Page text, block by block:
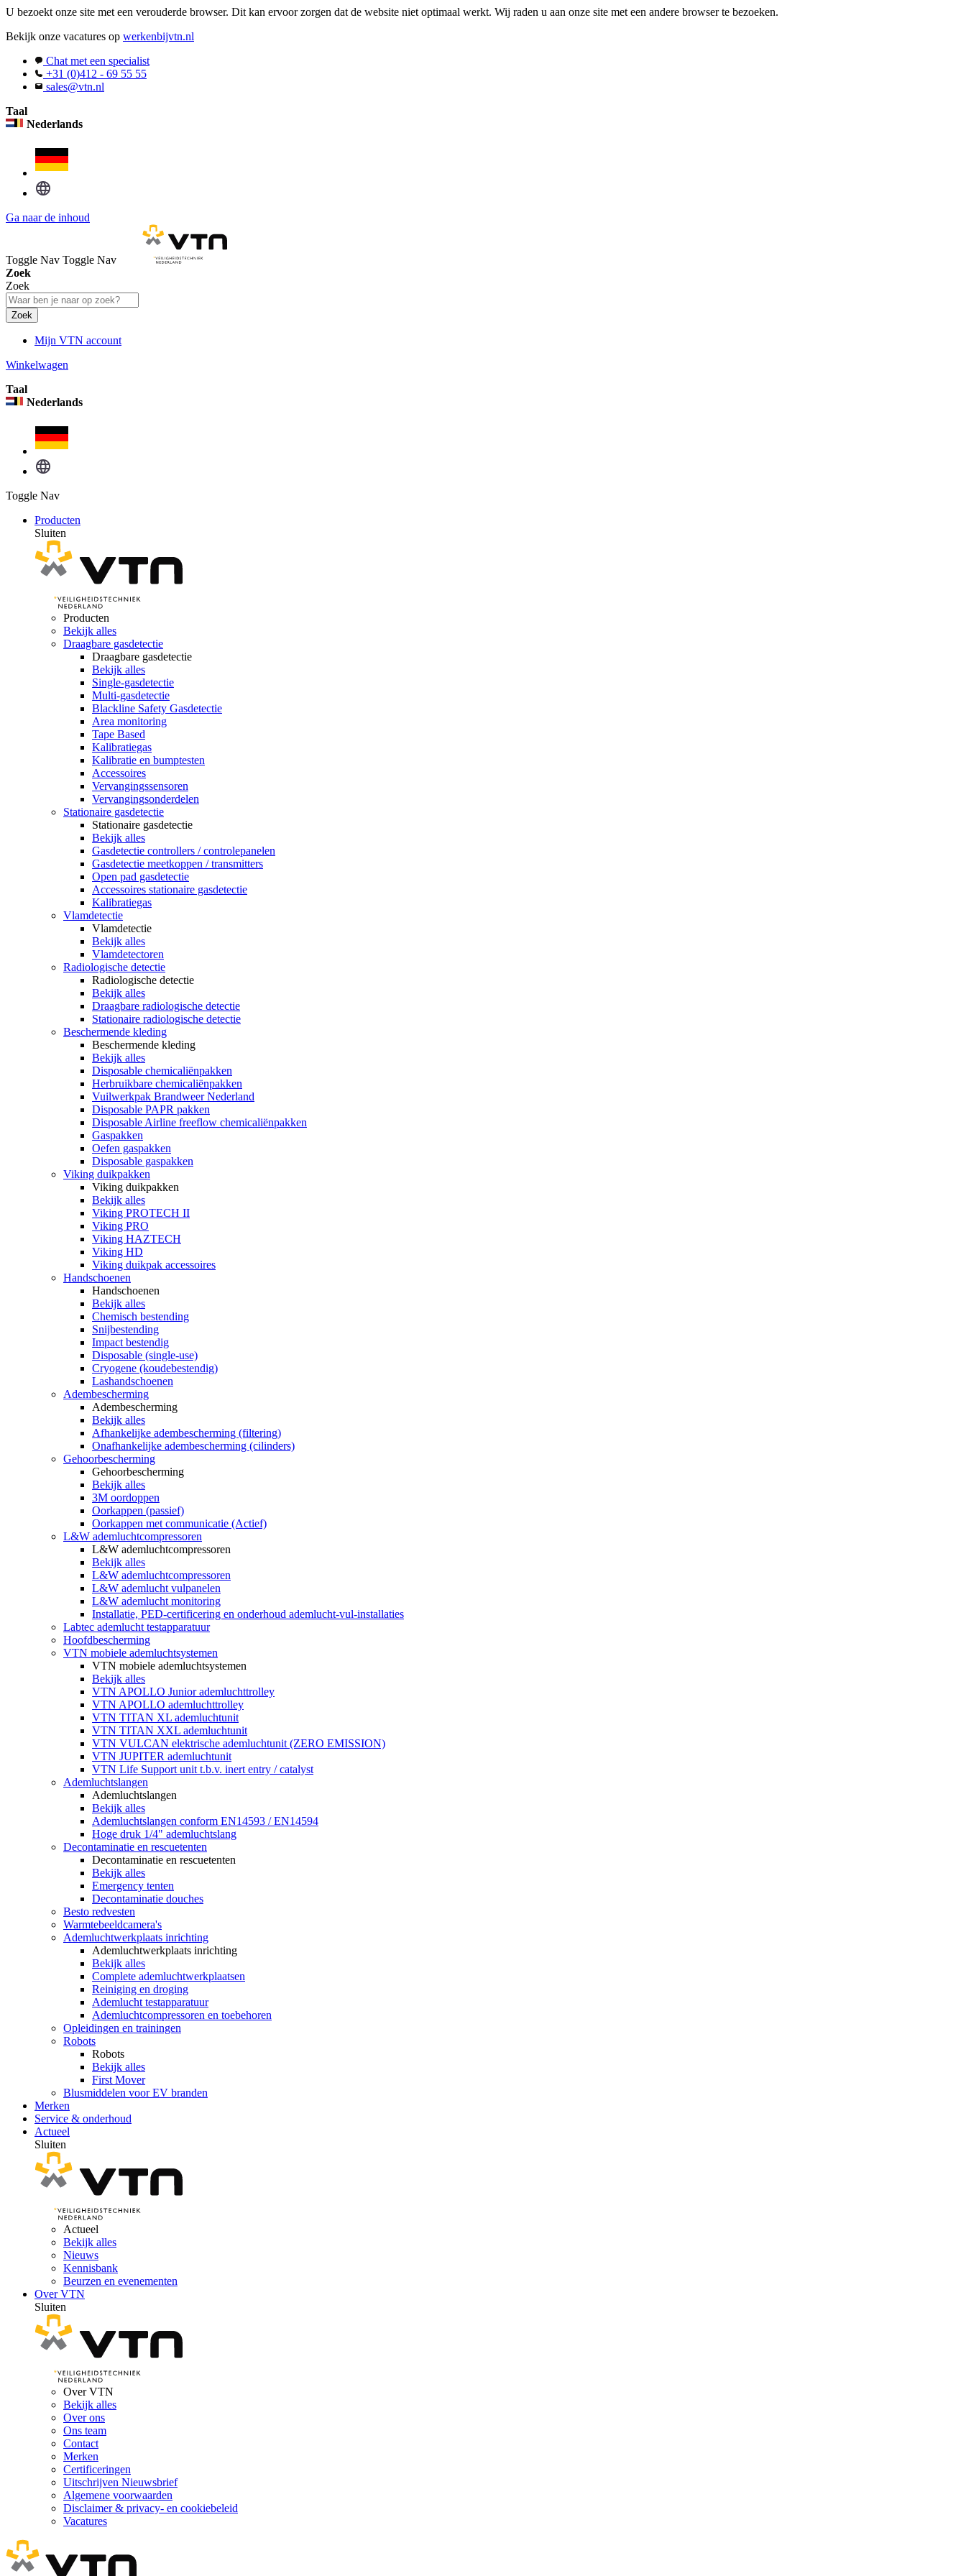
U bezoekt onze site met een verouderde browser. Dit kan ervoor zorgen dat de website niet optimaal werkt. Wij raden u aan onze site met een andere browser te bezoeken.
Bekijk onze vacatures op werkenbijvtn.nl
Chat met een specialist
+31 (0)412 - 69 55 55
sales@vtn.nl
Taal
Nederlands
Ga naar de inhoud
Toggle Nav Toggle Nav
Zoek
Zoek
Zoek
Mijn VTN account
Winkelwagen
Taal
Nederlands
Toggle Nav
Producten
Sluiten
Producten
Bekijk alles
Draagbare gasdetectie
Draagbare gasdetectie
Bekijk alles
Single-gasdetectie
Multi-gasdetectie
Blackline Safety Gasdetectie
Area monitoring
Tape Based
Kalibratiegas
Kalibratie en bumptesten
Accessoires
Vervangingssensoren
Vervangingsonderdelen
Stationaire gasdetectie
Stationaire gasdetectie
Bekijk alles
Gasdetectie controllers / controlepanelen
Gasdetectie meetkoppen / transmitters
Open pad gasdetectie
Accessoires stationaire gasdetectie
Kalibratiegas
Vlamdetectie
Vlamdetectie
Bekijk alles
Vlamdetectoren
Radiologische detectie
Radiologische detectie
Bekijk alles
Draagbare radiologische detectie
Stationaire radiologische detectie
Beschermende kleding
Beschermende kleding
Bekijk alles
Disposable chemicaliënpakken
Herbruikbare chemicaliënpakken
Vuilwerkpak Brandweer Nederland
Disposable PAPR pakken
Disposable Airline freeflow chemicaliënpakken
Gaspakken
Oefen gaspakken
Disposable gaspakken
Viking duikpakken
Viking duikpakken
Bekijk alles
Viking PROTECH II
Viking PRO
Viking HAZTECH
Viking HD
Viking duikpak accessoires
Handschoenen
Handschoenen
Bekijk alles
Chemisch bestending
Snijbestending
Impact bestendig
Disposable (single-use)
Cryogene (koudebestendig)
Lashandschoenen
Adembescherming
Adembescherming
Bekijk alles
Afhankelijke adembescherming (filtering)
Onafhankelijke adembescherming (cilinders)
Gehoorbescherming
Gehoorbescherming
Bekijk alles
3M oordoppen
Oorkappen (passief)
Oorkappen met communicatie (Actief)
L&W ademluchtcompressoren
L&W ademluchtcompressoren
Bekijk alles
L&W ademluchtcompressoren
L&W ademlucht vulpanelen
L&W ademlucht monitoring
Installatie, PED-certificering en onderhoud ademlucht-vul-installaties
Labtec ademlucht testapparatuur
Hoofdbescherming
VTN mobiele ademluchtsystemen
VTN mobiele ademluchtsystemen
Bekijk alles
VTN APOLLO Junior ademluchttrolley
VTN APOLLO ademluchttrolley
VTN TITAN XL ademluchtunit
VTN TITAN XXL ademluchtunit
VTN VULCAN elektrische ademluchtunit (ZERO EMISSION)
VTN JUPITER ademluchtunit
VTN Life Support unit t.b.v. inert entry / catalyst
Ademluchtslangen
Ademluchtslangen
Bekijk alles
Ademluchtslangen conform EN14593 / EN14594
Hoge druk 1/4" ademluchtslang
Decontaminatie en rescuetenten
Decontaminatie en rescuetenten
Bekijk alles
Emergency tenten
Decontaminatie douches
Besto redvesten
Warmtebeeldcamera's
Ademluchtwerkplaats inrichting
Ademluchtwerkplaats inrichting
Bekijk alles
Complete ademluchtwerkplaatsen
Reiniging en droging
Ademlucht testapparatuur
Ademluchtcompressoren en toebehoren
Opleidingen en trainingen
Robots
Robots
Bekijk alles
First Mover
Blusmiddelen voor EV branden
Merken
Service & onderhoud
Actueel
Sluiten
Actueel
Bekijk alles
Nieuws
Kennisbank
Beurzen en evenementen
Over VTN
Sluiten
Over VTN
Bekijk alles
Over ons
Ons team
Contact
Merken
Certificeringen
Uitschrijven Nieuwsbrief
Algemene voorwaarden
Disclaimer & privacy- en cookiebeleid
Vacatures